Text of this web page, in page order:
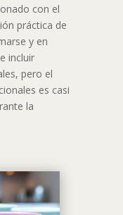
con el
práctica de
y en
incluir
pero el
es casi
la